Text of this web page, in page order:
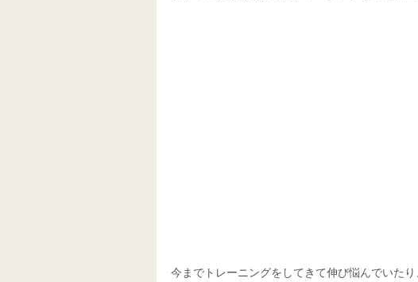
今までトレーニングをしてきて伸び悩んでいた